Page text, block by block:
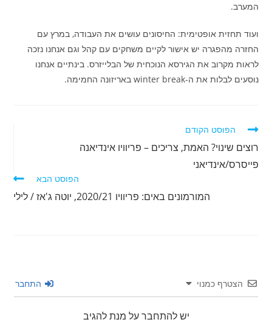
המערב.
ועוד תחזית אופטימית: החיסונים עושים את העבודה, במרץ עם
החזרה מהפגרה יש אישור לקיים משחקים עם קהל וגם אנחנו נזכה
לראות מקרוב את הגירסא הנוכחית של הבלייזרס. בינתיים אנחנו
נוסעים לבלות את ה-winter break באריזונה החמימה.
לקרוא
נוספים
הפוסט הקודם
רוצים שינוי? האמת, צריכים – פריוויו אינדיאנה
פייסרס/אינדיאני
הפוסט הבא
המורמונים באים: פריוויו 2020/21, יוטה ג'אז / לילי
הצטרף כמנוי התחבר
יש להתחבר על מנת להגיב